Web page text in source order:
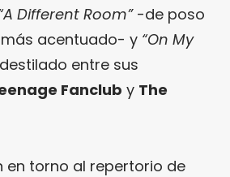
Different Room”-de poso
acentuado- y “On My
entre sus
Fanclub y The
en torno al repertorio de